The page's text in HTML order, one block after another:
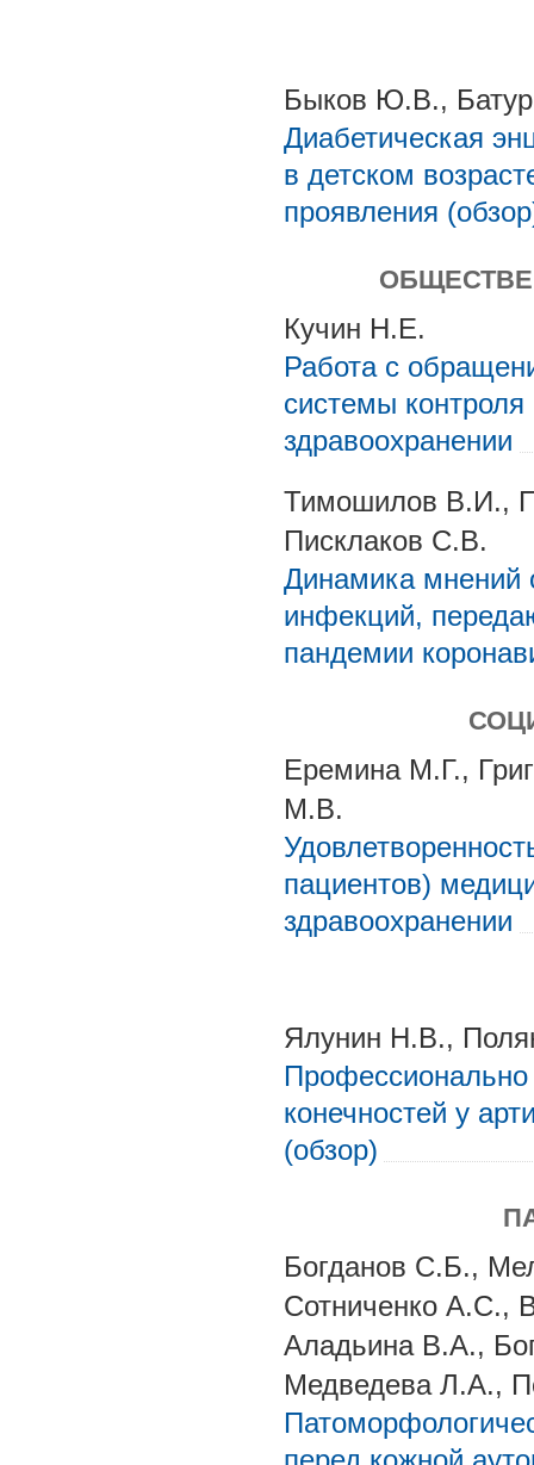
Быков Ю.В.,
Диабетическая
в детском
проявления
Кучин Н.Е.
Работа с
системы
здравоохранении
Тимошилов В.И.,
Писклаков С.В.
Динамика мнений
инфекций,
пандемии
Еремина М.Г.,
М.В.
пациентов)
здравоохранении
Ялунин Н.В.,
конечностей у
(обзор)
Богданов С.Б.,
Сотниченко А.С.,
Аладьина В.А.,
Медведева Л.А.,